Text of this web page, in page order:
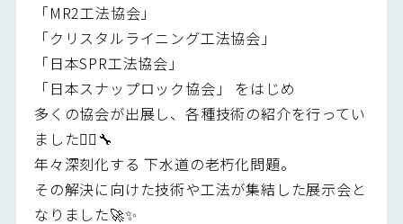
「MR2工法協会」
「クリスタルライニング工法協会」
「日本SPR工法協会」
「日本スナップロック協会」 をはじめ
多くの協会が出展し、各種技術の紹介を行ってい
ました👷‍♂️🔧
年々深刻化する 下水道の老朽化問題。
その解決に向けた技術や工法が集結した展示会と
なりました🚀✨